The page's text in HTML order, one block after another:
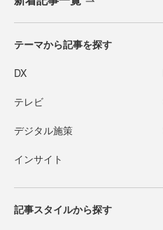
テーマから記事を探す
DX
テレビ
デジタル施策
インサイト
記事スタイルから探す